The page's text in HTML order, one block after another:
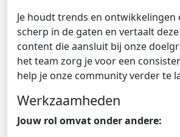
Je houdt trends en ontwikkelingen
scherp in de gaten en vertaalt
content die aansluit bij onze
het team zorg je voor een
help je onze community verder te
Werkzaamheden
Jouw rol omvat onder andere: